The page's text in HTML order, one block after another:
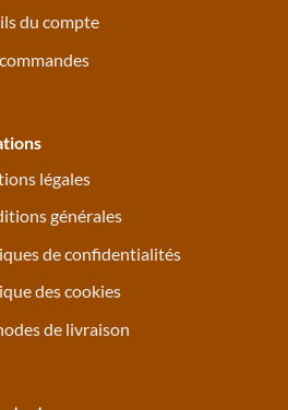
du compte
légales
générales
de confidentialités
des cookies
de livraison